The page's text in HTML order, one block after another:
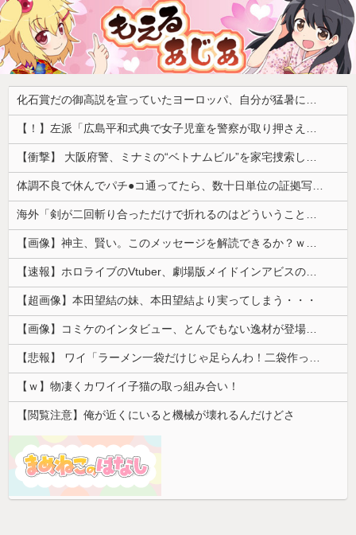
化石賞だの御高説を宣っていたヨーロッパ、自分が猛暑に襲われると為すすべべもなくダメージを受けてしまい……
【！】左派「広島平和式典で女子児童を警察が取り押さえて無理矢理、排除しました！」 → ネット特定班「女児？全学連のプロ活動家では？」
【衝撃】 大阪府警、ミナミの“ベトナムビル”を家宅捜索した結果・・・・・・
体調不良で休んでパチ●コ通ってたら、数十日単位の証拠写真撮られて会社クビになった
海外「剣が二回斬り合っただけで折れるのはどういうことなんだ」満点なのに二度と起動しない理由…
【画像】神主、賢い。このメッセージを解読できるか？ｗｗｗｗ
【速報】ホロライブのVtuber、劇場版メイドインアビスの主題歌決定wwwwwwwwww
【超画像】本田望結の妹、本田望結より実ってしまう・・・
【画像】コミケのインタビュー、とんでもない逸材が登場ｗｗｗｗｗｗ 【Pickup07092041】
【悲報】 ワイ「ラーメン一袋だけじゃ足らんわ！二袋作ったろ！」→結果ｗｗｗ
【ｗ】物凄くカワイイ子猫の取っ組み合い！
【閲覧注意】俺が近くにいると機械が壊れるんだけどさ